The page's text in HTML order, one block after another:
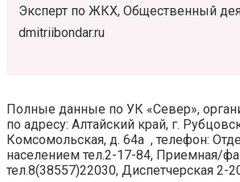
Эксперт по ЖКХ, Общественный
dmitriibondar.ru
Полные данные по УК «Север»,
по адресу: Алтайский край, г.
Комсомольская, д. 64а , телефон:
населением тел.2-17-84, Приемная/
тел.8(38557)22030, Диспетчерская 2-